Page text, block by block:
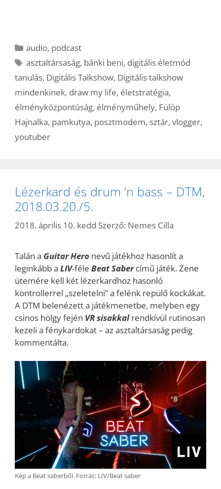
Kategória
audio, podcast
Címkék
asztaltársaság, bánki beni, digitális életmód
tanulás, Digitális Talkshow, Digitális talkshow
mindenkinek, draw my life, életstratégia,
élményközpontúság, élményműhely, Fülöp
Hajnalka, pamkutya, posztmodem, sztár, vlogger,
youtuber
Lézerkard és drum ‘n bass – DTM,
2018.03.20./5.
2018. április 10. kedd Szerző: Nemes Cilla
Talán a Guitar Hero nevű játékhoz hasonlít a
leginkább a LIV-féle Beat Saber című játék. Zene
ütemére kell két lézerkardhoz hasonló
kontrollerrel „szeletelni” a felénk repülő kockákat.
A DTM belenézett a játékmenetbe, melyben egy
csinos hölgy fején VR sisakkalrendkívül rutinosan
kezeli a fénykardokat – az asztaltársaság pedig
kommentálta.
Kép a Beat saberből. Forrás: LIV/Beat saber